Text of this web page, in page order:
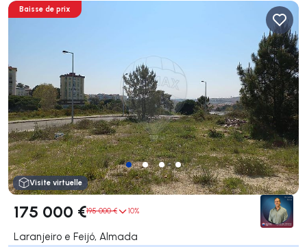
Baisse de prix
Visite virtuelle
175 000 €195 000 € 10%
Laranjeiro e Feijó, Almada